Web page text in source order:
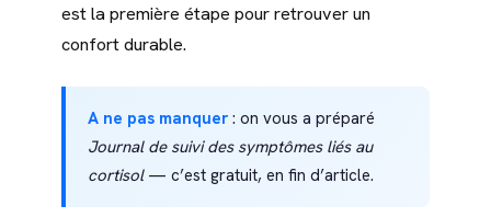
est la première étape pour retrouver un
confort durable.
A ne pas manquer : on vous a préparé
Journal de suivi des symptômes liés au
cortisol— c’est gratuit, en fin d’article.